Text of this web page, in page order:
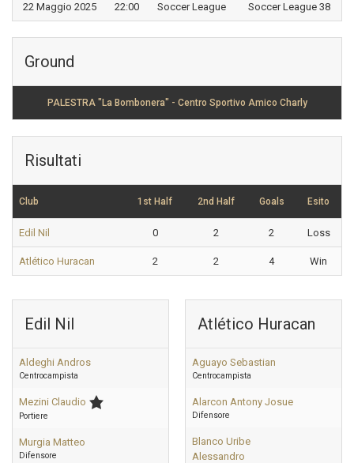
22 Maggio 2025 22:00 Soccer League Soccer League 38
Ground
PALESTRA "La Bombonera" - Centro Sportivo Amico Charly
Risultati
Club 1st Half 2nd Half Goals Esito
Edil Nil 0 2 2 Loss
Atlético Huracan 2 2 4 Win
Edil Nil
Aldeghi Andros
Centrocampista
Mezini Claudio
Portiere
Murgia Matteo
Difensore
Atlético Huracan
Aguayo Sebastian
Centrocampista
Alarcon Antony Josue
Difensore
Blanco Uribe
Alessandro